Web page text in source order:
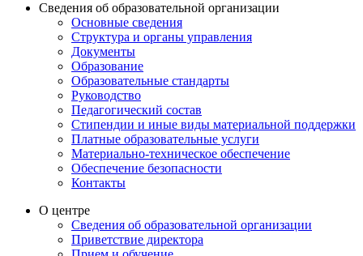
Сведения об образовательной организации
Основные сведения
Структура и органы управления
Документы
Образование
Образовательные стандарты
Руководство
Педагогический состав
Стипендии и иные виды материальной поддержки
Платные образовательные услуги
Материально-техническое обеспечение
Обеспечение безопасности
Контакты
О центре
Сведения об образовательной организации
Приветствие директора